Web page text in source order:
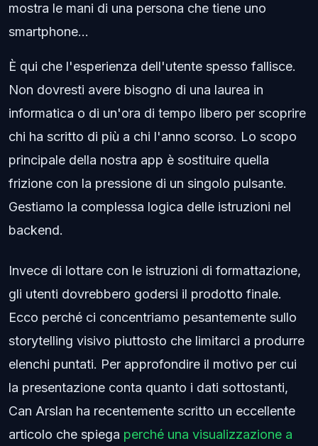
mostra le mani di una persona che tiene uno
smartphone...
È qui che l'esperienza dell'utente spesso fallisce.
Non dovresti avere bisogno di una laurea in
informatica o di un'ora di tempo libero per scoprire
chi ha scritto di più a chi l'anno scorso. Lo scopo
principale della nostra app è sostituire quella
frizione con la pressione di un singolo pulsante.
Gestiamo la complessa logica delle istruzioni nel
backend.
Invece di lottare con le istruzioni di formattazione,
gli utenti dovrebbero godersi il prodotto finale.
Ecco perché ci concentriamo pesantemente sullo
storytelling visivo piuttosto che limitarci a produrre
elenchi puntati. Per approfondire il motivo per cui
la presentazione conta quanto i dati sottostanti,
Can Arslan ha recentemente scritto un eccellente
articolo che spiega perché una visualizzazione a